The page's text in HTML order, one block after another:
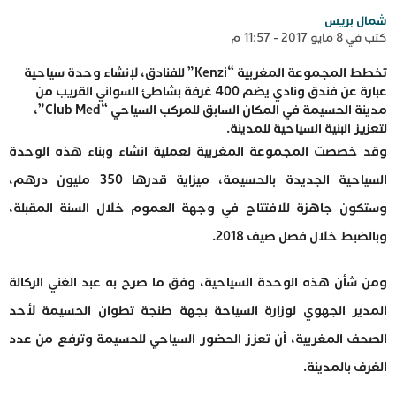
شمال بريس
كتب في 8 مايو 2017 - 11:57 م
تخطط المجموعة المغربية “Kenzi” للفنادق، لإنشاء وحدة سياحية
عبارة عن فندق ونادي يضم 400 غرفة بشاطئ السواني القريب من
مدينة الحسيمة في المكان السابق للمركب السياحي “Club Med”،
لتعزيز البنية السياحية للمدينة.
وقد خصصت المجموعة المغربية لعملية انشاء وبناء هذه الوحدة
السياحية الجديدة بالحسيمة، ميزاية قدرها 350 مليون درهم،
وستكون جاهزة للافتتاح في وجهة العموم خلال السنة المقبلة،
وبالضبط خلال فصل صيف 2018.
ومن شأن هذه الوحدة السياحية، وفق ما صرح به عبد الغني الركالة
المدير الجهوي لوزارة السياحة بجهة طنجة تطوان الحسيمة لأحد
الصحف المغربية، أن تعزز الحضور السياحي للحسيمة وترفع من عدد
الغرف بالمدينة.